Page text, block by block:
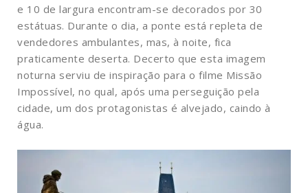
e 10 de largura encontram-se decorados por 30
estátuas. Durante o dia, a ponte está repleta de
vendedores ambulantes, mas, à noite, fica
praticamente deserta. Decerto que esta imagem
noturna serviu de inspiração para o filme Missão
Impossível, no qual, após uma perseguição pela
cidade, um dos protagonistas é alvejado, caindo à
água.